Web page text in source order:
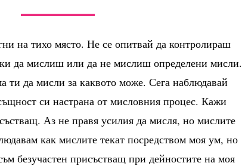
на тихо място. Не се опитвай да контролираш
да мислиш или да не мислиш определени мисли.
ти да мисли за каквото може. Сега наблюдавай
си настрана от мисловния процес. Кажи
Аз не правя усилия да мисля, но мислите
как мислите текат посредством моя ум, но
безучастен присъстващ при дейностите на моя